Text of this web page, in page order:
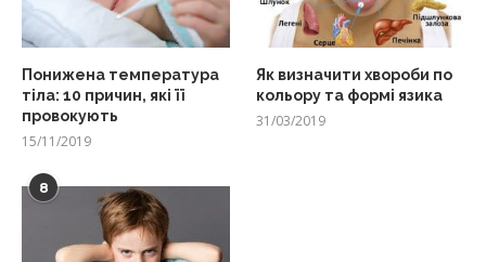
Понижена температура
тіла: 10 причин, які її
провокують
15/11/2019
Як визначити хвороби по
кольору та формі язика
31/03/2019
8